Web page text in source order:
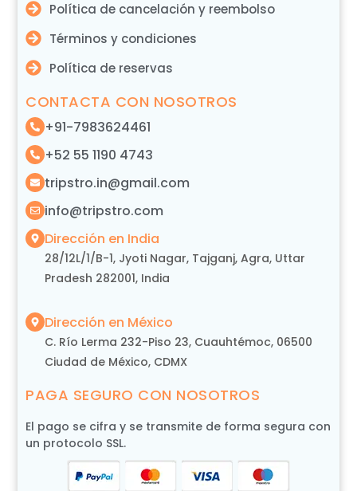
Política de cancelación y reembolso
Términos y condiciones
Política de reservas
CONTACTA CON NOSOTROS
+91-7983624461
+52 55 1190 4743
tripstro.in@gmail.com
info@tripstro.com
Dirección en India
28/12L/1/B-1, Jyoti Nagar, Tajganj, Agra, Uttar
Pradesh 282001, India
Dirección en México
C. Río Lerma 232-Piso 23, Cuauhtémoc, 06500
Ciudad de México, CDMX
PAGA SEGURO CON NOSOTROS
El pago se cifra y se transmite de forma segura con
un protocolo SSL.